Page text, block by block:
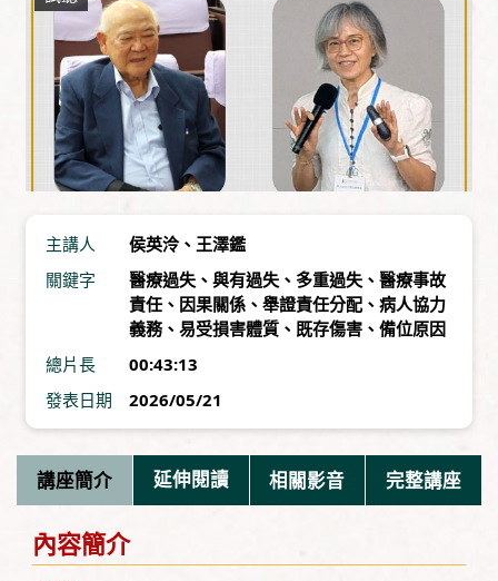
主講人 侯英泠、 王澤鑑
關鍵字
醫療過失 、 與有過失 、 多重過失 、 醫療事故
責任 、 因果關係 、 舉證責任分配 、 病人協力
義務、 易受損害體質 、 既存傷害 、 備位原因
總片長
00:43:13
發表日期
2026/05/21
講座簡介 延伸閱讀 相關影音 完整講座
內容簡介